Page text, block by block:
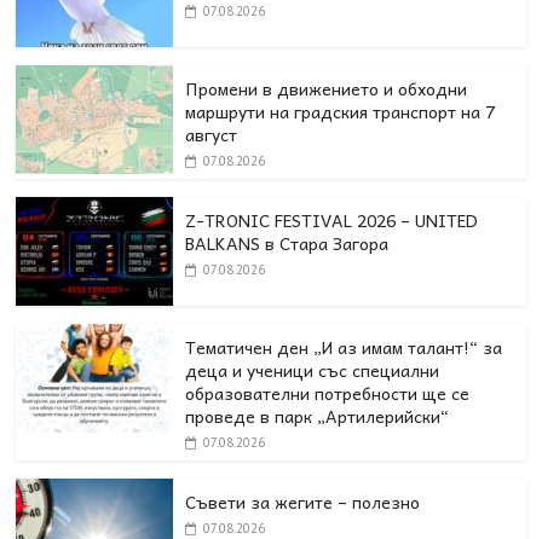
07.08.2026
Промени в движението и обходни
маршрути на градския транспорт на 7
август
07.08.2026
Z-TRONIC FESTIVAL 2026 – UNITED
BALKANS в Стара Загора
07.08.2026
Тематичен ден „И аз имам талант!“ за
деца и ученици със специални
образователни потребности ще се
проведе в парк „Артилерийски“
07.08.2026
Съвети за жегите – полезно
07.08.2026